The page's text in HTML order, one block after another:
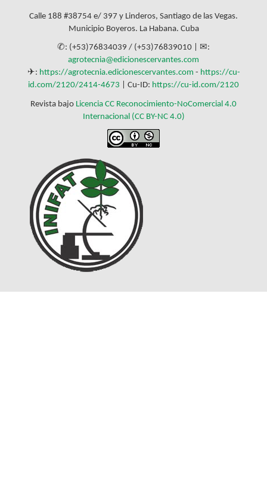
Calle 188 #38754 e/ 397 y Linderos, Santiago de las Vegas.
Municipio Boyeros. La Habana. Cuba
✆: (+53)76834039 / (+53)76839010 | ✉:
agrotecnia@edicionescervantes.com
✈: https://agrotecnia.edicionescervantes.com - https://cu-
id.com/2120/2414-4673 | Cu-ID: https://cu-id.com/2120
Revista bajo Licencia CC Reconocimiento-NoComercial 4.0
Internacional (CC BY-NC 4.0)